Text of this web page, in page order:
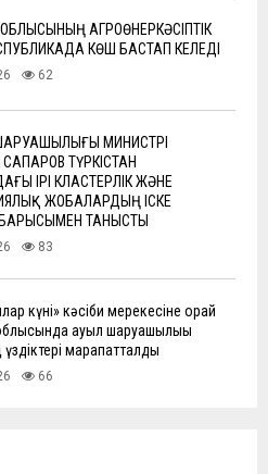
ОБЛЫСЫНЫҢ АГРОӨНЕРКӘСІПТІК
КӨШ БАСТАП КЕЛЕДІ
62
МИНИСТРІ
ТҮРКІСТАН
ІРІ КЛАСТЕРЛІК ЖӘНЕ
ЖОБАЛАРДЫҢ ІСКЕ
ТАНЫСТЫ
83
күні» кәсіби мерекесіне орай
ауыл шаруашылығы
марапатталды
66